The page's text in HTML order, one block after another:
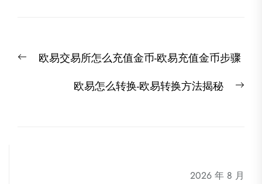
章
Previous欧易交易所怎么充值金币-欧易充值金币步骤
欧易怎么转换-欧易转换方法揭秘
2026 年 8 月